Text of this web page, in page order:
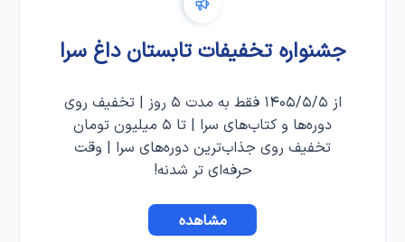
جشنواره تخفیفات تابستان داغ سرا
از ۱۴۰۵/۵/۵ فقط به مدت ۵ روز | تخفیف روی
دوره‌ها و کتاب‌های سرا | تا ۵ میلیون تومان
تخفیف روی جذاب‌ترین دوره‌های سرا | وقت
حرفه‌ای تر شدنه!
مشاهده